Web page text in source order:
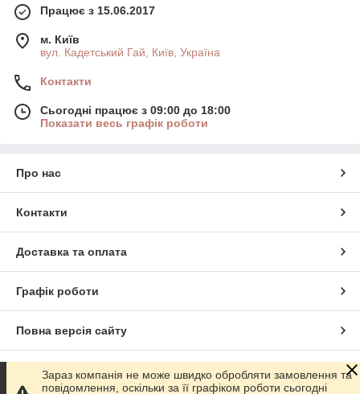
Працює з 15.06.2017
м. Київ
вул. Кадетський Гай, Київ, Україна
Контакти
Сьогодні працює з 09:00 до 18:00
Показати весь графік роботи
Про нас
Контакти
Доставка та оплата
Графік роботи
Повна версія сайту
Сайт створено на маркетплейсі Prom.ua
Зараз компанія не може швидко обробляти замовлення та
повідомлення, оскільки за її графіком роботи сьогодні